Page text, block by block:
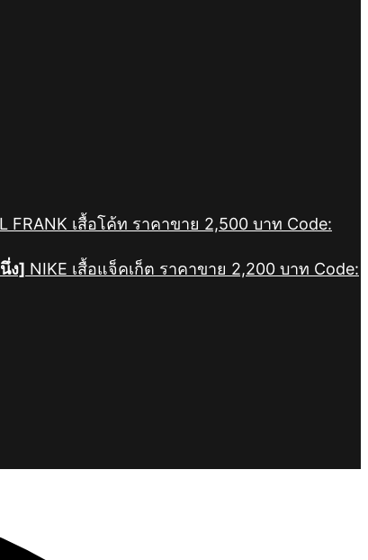
FRANK เสื้อโค้ท ราคาขาย 2,500 บาท Code:
ง] NIKE เสื้อแจ็คเก็ต ราคาขาย 2,200 บาท Code: